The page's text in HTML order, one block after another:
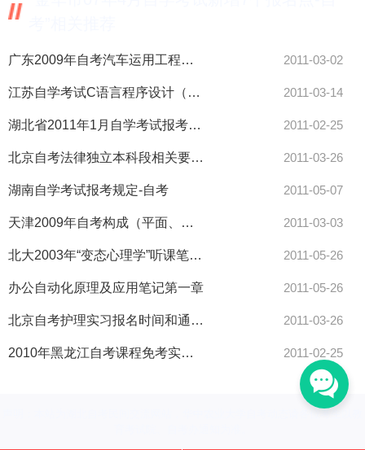
广东2009年自考汽车运用工程课程大纲-自考 2011-03-02
江苏自学考试C语言程序设计（理论）教材大纲-自考 2011-03-14
湖北省2011年1月自学考试报考简章-自考 2011-02-25
北京自考法律独立本科段相关要求-自考 2011-03-26
湖南自学考试报考规定-自考 2011-05-07
天津2009年自考构成（平面、色彩、立体）考试大纲-自考 2011-03-03
北大2003年“变态心理学”听课笔记（3） 2011-05-26
办公自动化原理及应用笔记第一章 2011-05-26
北京自考护理实习报名时间和通知方式-自考 2011-03-26
2010年黑龙江自考课程免考实施细则-自考 2011-02-25